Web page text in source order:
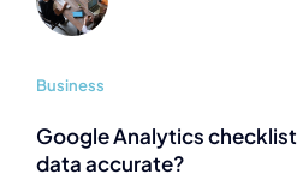
Business
Google Analytics
data accurate?